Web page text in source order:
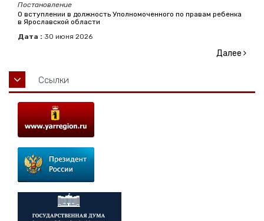
Постановление
О вступлении в должность Уполномоченного по правам ребенка
в Ярославской области
Дата : 30 июня 2026
Далее
Ссылки